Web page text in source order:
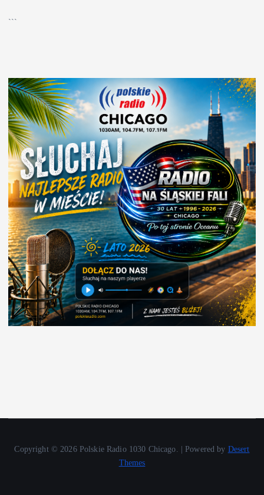
```
Copyright © 2026 Polskie Radio 1030 Chicago. | Powered by Desert
Themes